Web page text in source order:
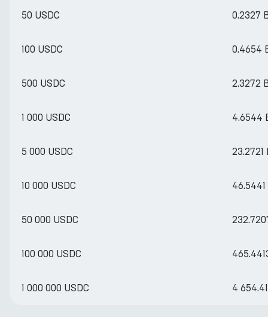
50 USDC 0.2327
100 USDC 0.4654
500 USDC 2.3272
1 000 USDC 4.6544
5 000 USDC 23.2721
10 000 USDC
50 000 USDC
100 000 USDC
1 000 000 USDC 4